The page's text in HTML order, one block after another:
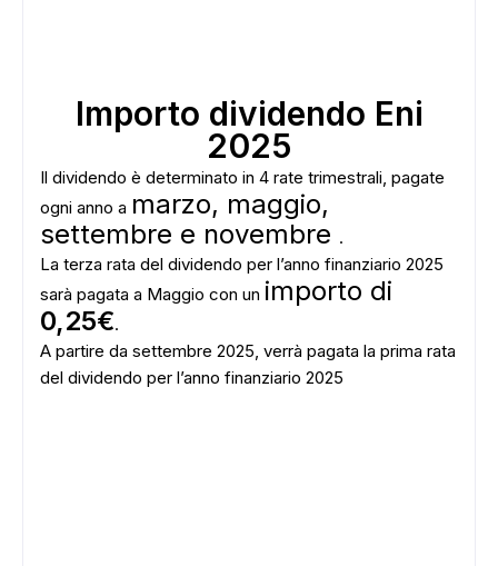
Importo dividendo Eni
2025
Il dividendo è determinato in 4 rate trimestrali, pagate
ogni anno a marzo, maggio,
settembre e novembre .
La terza rata del dividendo per l’anno finanziario 2025
sarà pagata a Maggio con un importo di
0,25€.
A partire da settembre 2025, verrà pagata la prima rata
del dividendo per l’anno finanziario 2025